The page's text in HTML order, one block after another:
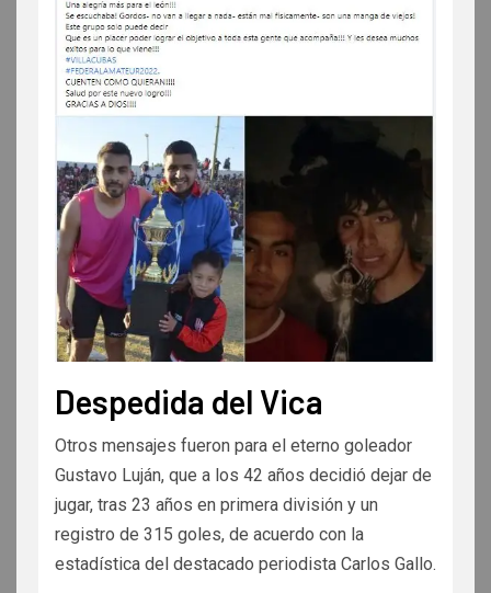
Despedida del Vica
Otros mensajes fueron para el eterno goleador
Gustavo Luján, que a los 42 años decidió dejar de
jugar, tras 23 años en primera división y un
registro de 315 goles, de acuerdo con la
estadística del destacado periodista Carlos Gallo.